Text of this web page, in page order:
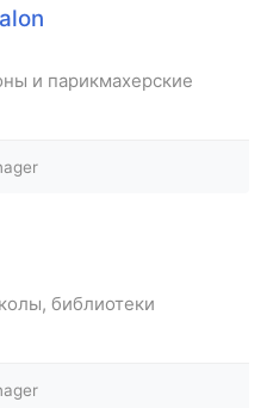
и парикмахерские
библиотеки